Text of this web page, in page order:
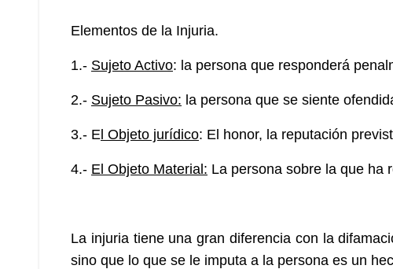
Elementos de la Injuria.
1.- Sujeto Activo: la persona que responderá
2.- Sujeto Pasivo: la persona que se siente
3.- El Objeto jurídico: El honor, la reputación
4.- El Objeto Material: La persona sobre la que ha
La injuria tiene una gran diferencia con la
sino que lo que se le imputa a la persona es un